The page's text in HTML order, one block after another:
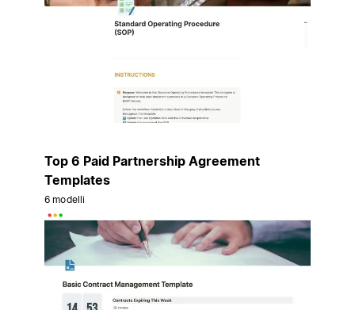
Top 6 Paid Partnership Agreement
Templates
6 modelli